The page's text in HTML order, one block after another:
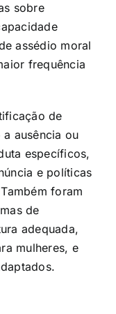
sobre
assédio moral
frequência
de
ausência ou
específicos,
e políticas
foram
de
adequada,
mulheres, e